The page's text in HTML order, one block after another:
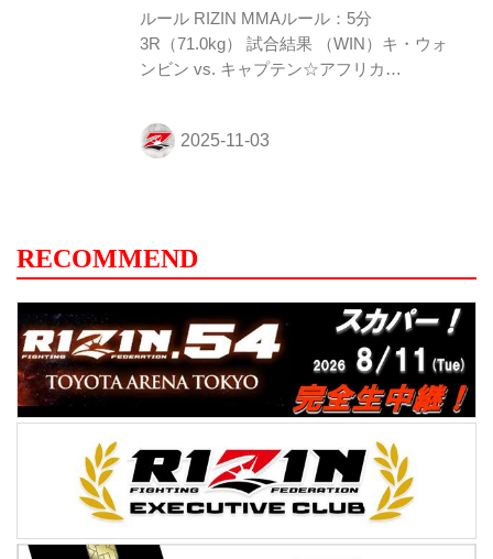
て極めを狙う。しかし安井は...
ルール RIZIN MMAルール：5分
3R（71.0kg） 試合結果 （WIN）キ・ウォ
ンビン vs. キャプテン☆アフリカ
アフリカが左インローで先制。しかしウォ
ンビンにストレートと左フックを効かさ
ンビンはパウンドを入れつつチョークを狙
い、アフリカはしかし仰向けになってこれ
を外す。レフェリーがブレークして再開。
前に来たウォンビンをアフリカが腰投げ
も、勢いがつきすぎウォンビンが上になっ
てしまう。ウォンビンはトップポジシ...
RECOMMEND